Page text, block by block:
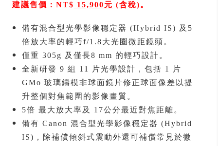
建議售價：NT$ 15,900元 (含稅)。
備有混合型光學影像穩定器 (Hybrid IS) 及5
倍放大率的輕巧f/1.8大光圈微距鏡頭。
僅重 305g 及僅長8 mm 的輕巧設計。
全新研發 9 組 11 片光學設計，包括 1 片
GMo 玻璃鑄模非球面鏡片修正球面像差以提
升整個對焦範圍的影像畫質。
5倍 最大放大率及 17公分最近對焦距離。
備有 Canon 混合型光學影像穩定器 (Hybrid
IS)，除補償傾斜式震動外還可補償常見於微